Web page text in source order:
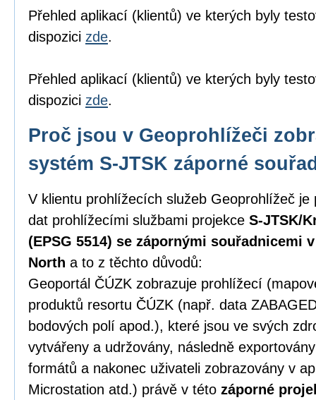
Přehled aplikací (klientů) ve kterých byly
dispozici zde.
Přehled aplikací (klientů) ve kterých byly
dispozici zde.
Proč jsou v Geoprohlížeči
systém S-JTSK záporné
V klientu prohlížecích služeb Geoprohlížeč je
dat prohlížecími službami projekce S-JTSK/
(EPSG 5514) se zápornými souřadnicemi
North a to z těchto důvodů:
Geoportál ČÚZK zobrazuje prohlížecí
produktů resortu ČÚZK (např. data
bodových polí apod.), které jsou ve svých
vytvářeny a udržovány, následně
formátů a nakonec uživateli zobrazovány v
Microstation atd.) právě v této záporné